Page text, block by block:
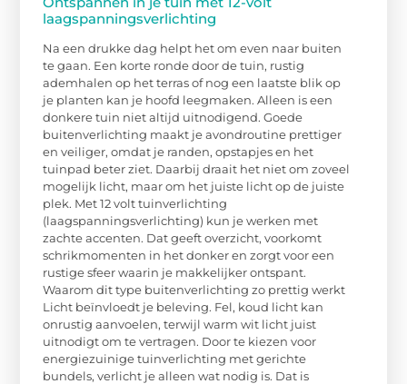
laagspanningsverlichting
Na een drukke dag helpt het om even naar buiten
te gaan. Een korte ronde door de tuin, rustig
ademhalen op het terras of nog een laatste blik op
je planten kan je hoofd leegmaken. Alleen is een
donkere tuin niet altijd uitnodigend. Goede
buitenverlichting maakt je avondroutine prettiger
en veiliger, omdat je randen, opstapjes en het
tuinpad beter ziet. Daarbij draait het niet om zoveel
mogelijk licht, maar om het juiste licht op de juiste
plek. Met 12 volt tuinverlichting
(laagspanningsverlichting) kun je werken met
zachte accenten. Dat geeft overzicht, voorkomt
schrikmomenten in het donker en zorgt voor een
rustige sfeer waarin je makkelijker ontspant.
Waarom dit type buitenverlichting zo prettig werkt
Licht beïnvloedt je beleving. Fel, koud licht kan
onrustig aanvoelen, terwijl warm wit licht juist
uitnodigt om te vertragen. Door te kiezen voor
energiezuinige tuinverlichting met gerichte
bundels, verlicht je alleen wat nodig is. Dat is